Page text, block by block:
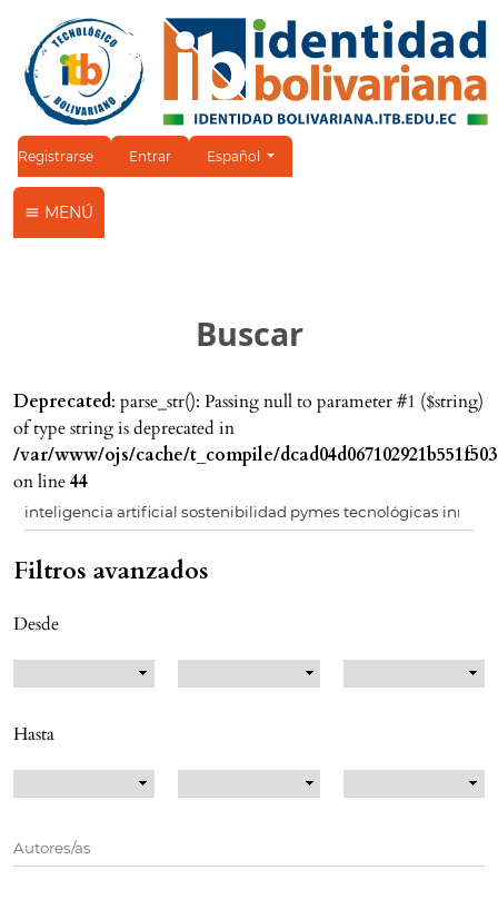
Registrarse Entrar Cambiar el idioma. El idioma actual es:
Español
MENÚ
Buscar
Deprecated: parse_str(): Passing null to parameter #1 ($string)
of type string is deprecated in
/var/www/ojs/cache/t_compile/
on line44
Filtros avanzados
Desde
Hasta